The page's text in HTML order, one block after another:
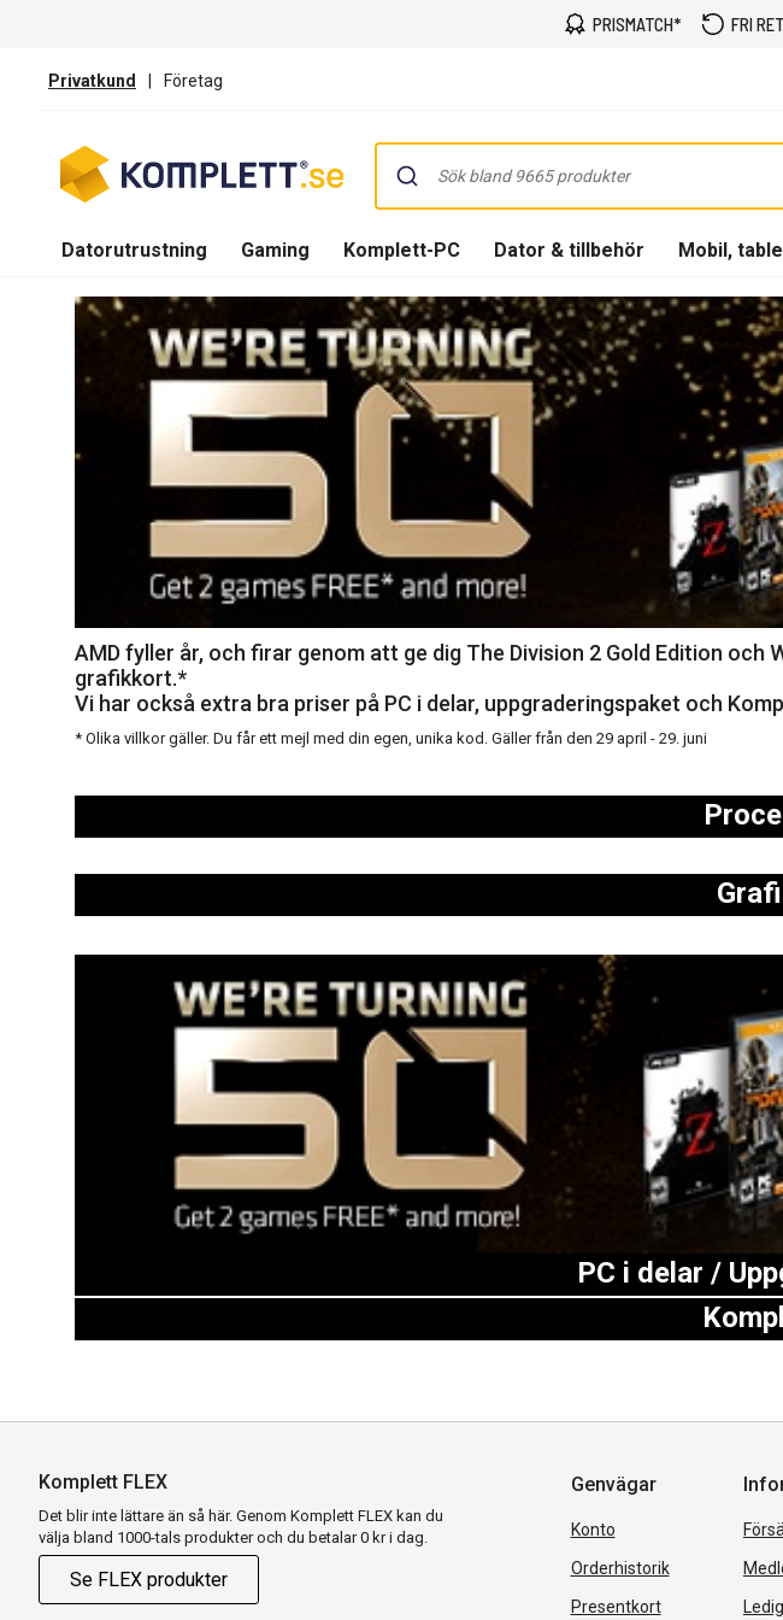
PRISMATCH* FRI
Privatkund | Företag
Datorutrustning Gaming Komplett-PC Dator & tillbehör Mobil,
AMD fyller år, och firar genom att ge dig The Division 2 Gold Edition
grafikkort.*
Vi har också extra bra priser på PC i delar, uppgraderingspaket och
* Olika villkor gäller. Du får ett mejl med din egen, unika kod. Gäller från den 29 april - 29. juni
PC i delar /
Komplett FLEX
Det blir inte lättare än så här. Genom Komplett FLEX kan du
välja bland 1000-tals produkter och du betalar 0 kr i dag.
Se FLEX produkter
Genvägar
Konto
Orderhistorik
Presentkort